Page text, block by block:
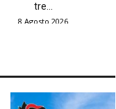
tre...
8 Agosto 2026